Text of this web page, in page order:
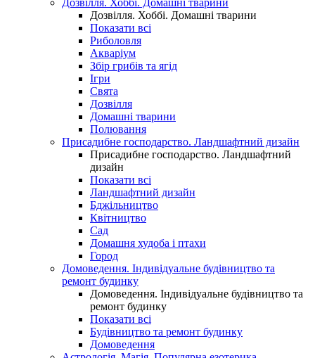
Дозвілля. Хоббі. Домашні тварини
Дозвілля. Хоббі. Домашні тварини
Показати всі
Риболовля
Акваріум
Збір грибів та ягід
Ігри
Свята
Дозвілля
Домашні тварини
Полювання
Присадибне господарство. Ландшафтний дизайн
Присадибне господарство. Ландшафтний
дизайн
Показати всі
Ландшафтний дизайн
Бджільництво
Квітництво
Сад
Домашня худоба і птахи
Город
Домоведення. Індивідуальне будівництво та
ремонт будинку
Домоведення. Індивідуальне будівництво та
ремонт будинку
Показати всі
Будівництво та ремонт будинку
Домоведення